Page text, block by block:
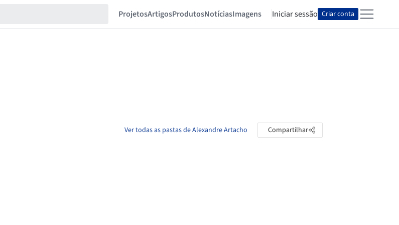
ProjetosArtigosProdutosNotíciasImagens Iniciar sessão Criar conta
Ver todas as pastas de Alexandre Artacho Compartilhar